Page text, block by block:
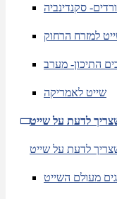
סקנדינביה
למזרח הרחוק
התיכון- מערב
שייט לאמריקה
לדעת על שייט
לדעת על שייט
מעולם השייט